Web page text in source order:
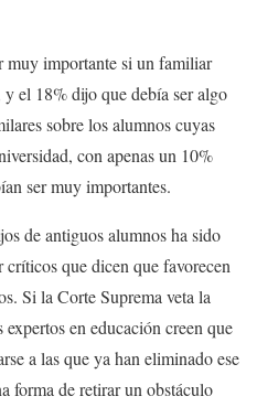
muy importante si un familiar
el 18% dijo que debía ser algo
sobre los alumnos cuyas
con apenas un 10%
ser muy importantes.
de antiguos alumnos ha sido
que dicen que favorecen
Si la Corte Suprema veta la
en educación creen que
a las que ya han eliminado ese
forma de retirar un obstáculo